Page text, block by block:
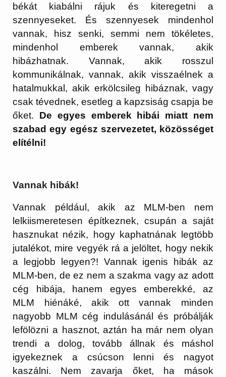
békát kiabálni rájuk és kiteregetni a
szennyeseket. És szennyesek mindenhol
vannak, hisz senki, semmi nem tökéletes,
mindenhol emberek vannak, akik
hibázhatnak. Vannak, akik rosszul
kommunikálnak, vannak, akik visszaélnek a
hatalmukkal, akik erkölcsileg hibáznak, vagy
csak tévednek, esetleg a kapzsiság csapja be
őket. De egyes emberek hibái miatt nem
szabad egy egész szervezetet, közösséget
elítélni!
Vannak hibák!
Vannak például, akik az MLM-ben nem
lelkiismeretesen építkeznek, csupán a saját
hasznukat nézik, hogy kaphatnának legtöbb
jutalékot, mire vegyék rá a jelöltet, hogy nekik
a legjobb legyen?! Vannak igenis hibák az
MLM-ben, de ez nem a szakma vagy az adott
cég hibája, hanem egyes emberekké, az
MLM hiénáké, akik ott vannak minden
nagyobb MLM cég indulásánál és próbálják
lefölözni a hasznot, aztán ha már nem olyan
trendi a dolog, tovább állnak és máshol
igyekeznek a csúcson lenni és nagyot
kaszálni. Nem zavarja őket, ha mások